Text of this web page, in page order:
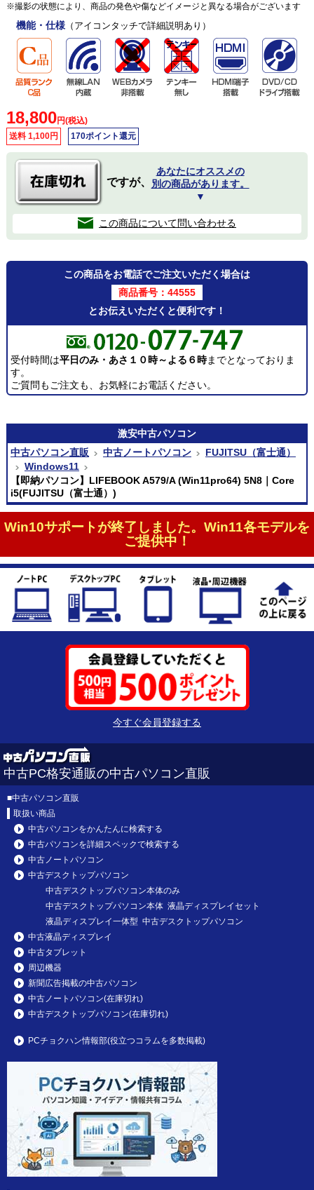
※撮影の状態により、商品の発色や傷などイメージと異なる場合がございます
機能・仕様（アイコンタッチで詳細説明あり）
18,800円(税込)
送料 1,100円
170ポイント還元
ですが、
あなたにオススメの
別の商品があります。
▼
この商品について問い合わせる
この商品をお電話でご注文いただく場合は
商品番号：44555
とお伝えいただくと便利です！
受付時間は平日のみ・あさ１０時～よる６時までとなっておりま
す。
ご質問もご注文も、お気軽にお電話ください。
激安中古パソコン
中古パソコン直販
中古ノートパソコン
FUJITSU（富士通）
Windows11
【即納パソコン】LIFEBOOK A579/A (Win11pro64) 5N8｜Core
i5(FUJITSU（富士通）)
Win10サポートが終了しました。Win11各モデルを
ご提供中！
今すぐ会員登録する
中古PC格安通販の中古パソコン直販
■中古パソコン直販
取扱い商品
中古パソコンをかんたんに検索する
中古パソコンを詳細スペックで検索する
中古ノートパソコン
中古デスクトップパソコン
中古デスクトップパソコン本体のみ
中古デスクトップパソコン本体 液晶ディスプレイセット
液晶ディスプレイ一体型 中古デスクトップパソコン
中古液晶ディスプレイ
中古タブレット
周辺機器
新聞広告掲載の中古パソコン
中古ノートパソコン(在庫切れ)
中古デスクトップパソコン(在庫切れ)
PCチョクハン情報部(役立つコラムを多数掲載)